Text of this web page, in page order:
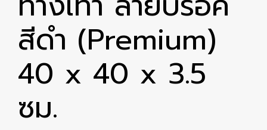
สีดำ (Premium)
40 x 40 x 3.5
ซม.